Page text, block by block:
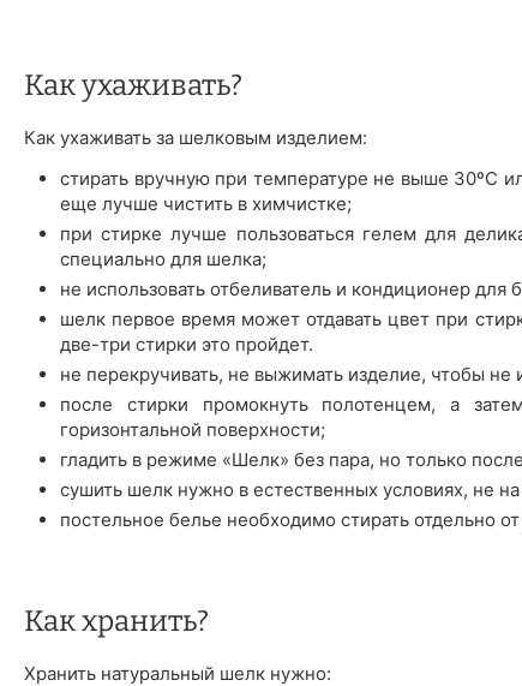
Как ухаживать?
Как ухаживать за шелковым изделием:
стирать вручную при температуре не выше 30ºС
еще лучше чистить в химчистке;
при стирке лучше пользоваться гелем для
специально для шелка;
не использовать отбеливатель и кондиционер для
шелк первое время может отдавать цвет при
две-три стирки это пройдет.
не перекручивать, не выжимать изделие, чтобы не
после стирки промокнуть полотенцем, а
горизонтальной поверхности;
гладить в режиме «Шелк» без пара, но только
сушить шелк нужно в естественных условиях, не
постельное белье необходимо стирать отдельно
Как хранить?
Хранить натуральный шелк нужно: